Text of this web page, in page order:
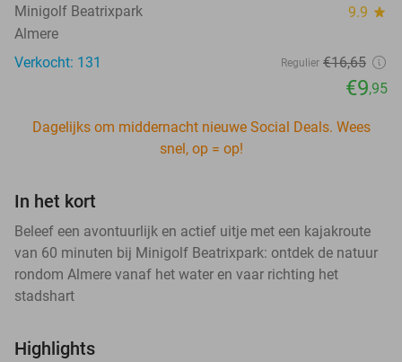
Minigolf Beatrixpark 9.9 star
Almere
Verkocht: 131
Regulier €16,65
€9,95
Dagelijks om middernacht nieuwe Social Deals. Wees
snel, op = op!
In het kort
Beleef een avontuurlijk en actief uitje met een kajakroute
van 60 minuten bij Minigolf Beatrixpark: ontdek de natuur
rondom Almere vanaf het water en vaar richting het
stadshart
Highlights